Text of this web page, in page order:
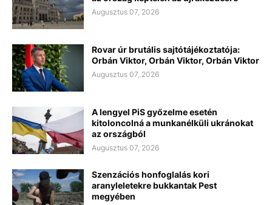
Augusztus 07, 2026
Rovar úr brutális sajtótájékoztatója:
Orbán Viktor, Orbán Viktor, Orbán Viktor
Augusztus 07, 2026
A lengyel PiS győzelme esetén
kitoloncolná a munkanélküli ukránokat
az országból
Augusztus 07, 2026
Szenzációs honfoglalás kori
aranyleletekre bukkantak Pest
megyében